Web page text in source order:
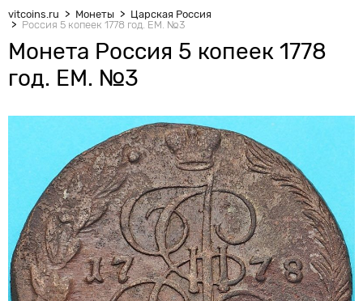
vitcoins.ru Монеты
Царская Россия
Россия 5 копеек 1778 год. ЕМ. №3
Монета Россия 5 копеек 1778
год. ЕМ. №3